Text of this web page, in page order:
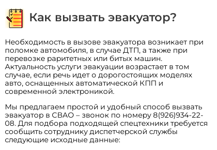
Как вызвать эвакуатор?
Необходимость в вызове эвакуатора возникает при
поломке автомобиля, в случае ДТП, а также при
перевозке раритетных или битых машин.
Актуальность услуги эвакуации возрастает в том
случае, если речь идет о дорогостоящих моделях
авто, оснащенных автоматической КПП и
современной электроникой.
Мы предлагаем простой и удобный способ вызвать
эвакуатор в СВАО – звонок по номеру 8(926)934-22-
08. Для подбора подходящей спецтехники требуется
сообщить сотруднику диспетчерской службы
следующие исходные данные: